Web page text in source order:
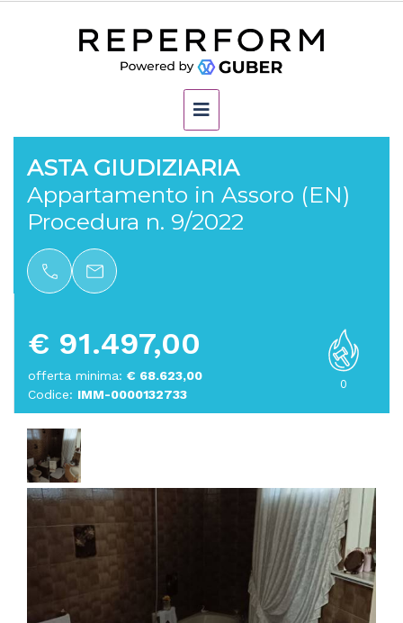
ASTA GIUDIZIARIA
Appartamento in Assoro (EN)
Procedura n. 9/2022
€ 91.497,00
offerta minima: € 68.623,00
Codice: IMM-0000132733
0